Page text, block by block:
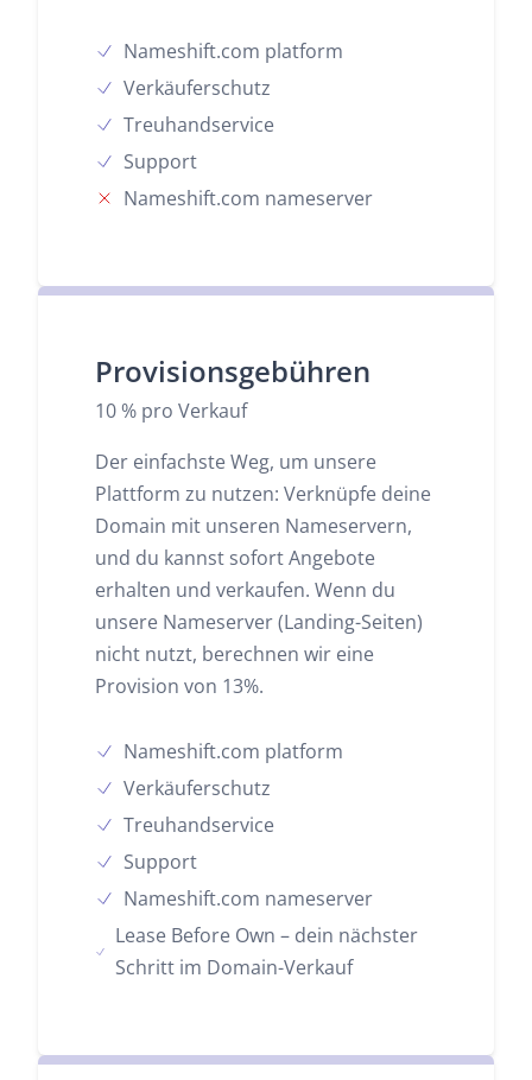
Nameshift.com platform
Verkäuferschutz
Treuhandservice
Support
Nameshift.com nameserver
Provisionsgebühren
10 % pro Verkauf
Der einfachste Weg, um unsere
Plattform zu nutzen: Verknüpfe deine
Domain mit unseren Nameservern,
und du kannst sofort Angebote
erhalten und verkaufen. Wenn du
unsere Nameserver (Landing-Seiten)
nicht nutzt, berechnen wir eine
Provision von 13%.
Nameshift.com platform
Verkäuferschutz
Treuhandservice
Support
Nameshift.com nameserver
Lease Before Own – dein nächster
Schritt im Domain-Verkauf